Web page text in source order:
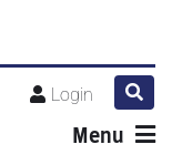
Login
Menu